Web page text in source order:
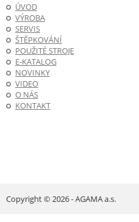
ÚVOD
VÝROBA
SERVIS
ŠTĚPKOVÁNÍ
POUŽITÉ STROJE
E-KATALOG
NOVINKY
VIDEO
O NÁS
KONTAKT
Copyright © 2026 - AGAMA a.s.